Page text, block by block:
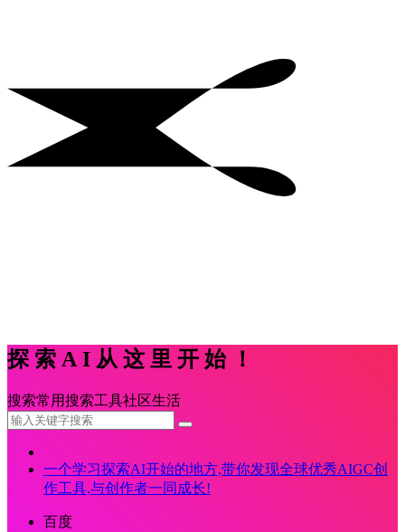
探索AI从这里开始！
搜索常用搜索工具社区生活
一个学习探索AI开始的地方,带你发现全球优秀AIGC创
作工具,与创作者一同成长!
百度